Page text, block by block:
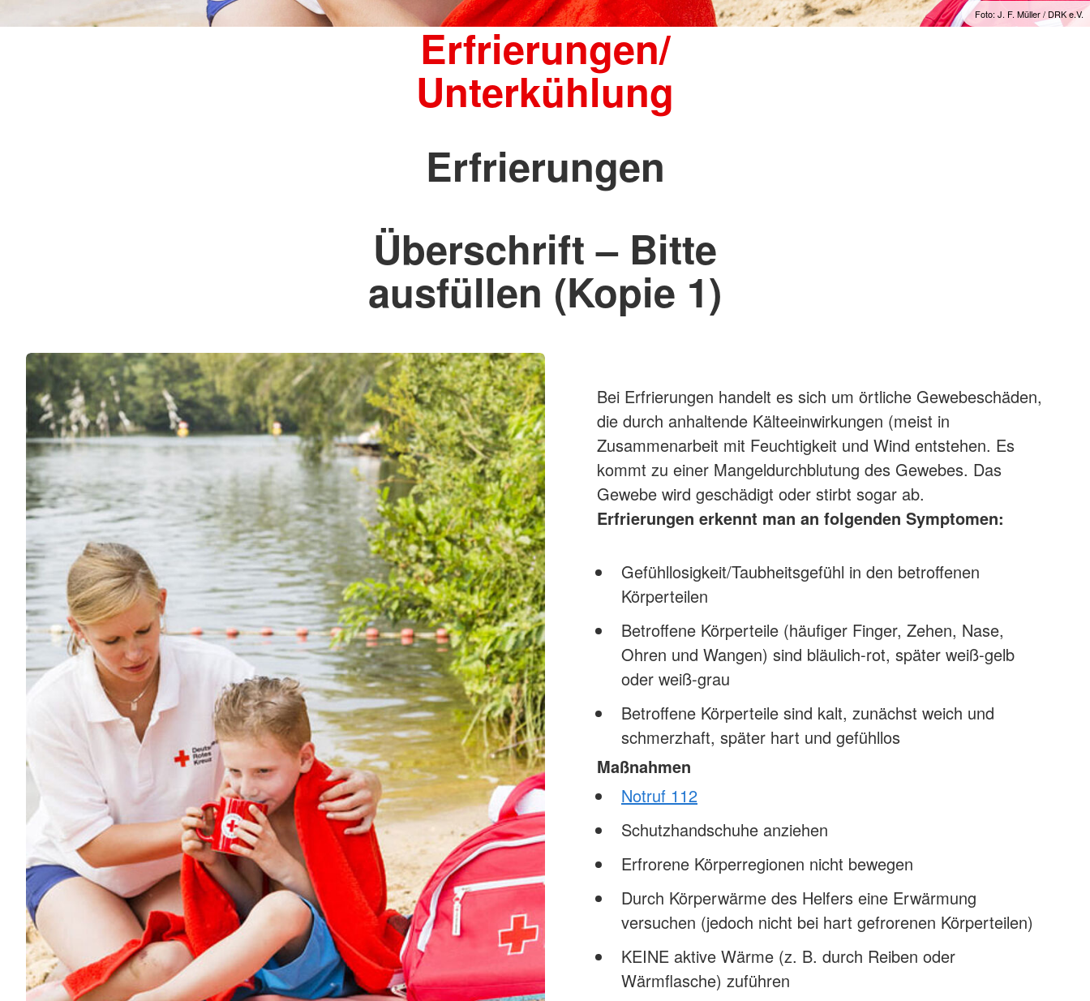
Foto: J. F. Müller / DRK e.V.
Erfrierungen/
Unterkühlung
Erfrierungen
Überschrift – Bitte
ausfüllen (Kopie 1)
Bei Erfrierungen handelt es sich um örtliche Gewebeschäden,
die durch anhaltende Kälteeinwirkungen (meist in
Zusammenarbeit mit Feuchtigkeit und Wind entstehen. Es
kommt zu einer Mangeldurchblutung des Gewebes. Das
Gewebe wird geschädigt oder stirbt sogar ab.
Erfrierungen erkennt man an folgenden Symptomen:
Gefühllosigkeit/Taubheitsgefühl in den betroffenen
Körperteilen
Betroffene Körperteile (häufiger Finger, Zehen, Nase,
Ohren und Wangen) sind bläulich-rot, später weiß-gelb
oder weiß-grau
Betroffene Körperteile sind kalt, zunächst weich und
schmerzhaft, später hart und gefühllos
Maßnahmen
Notruf 112
Schutzhandschuhe anziehen
Erfrorene Körperregionen nicht bewegen
Durch Körperwärme des Helfers eine Erwärmung
versuchen (jedoch nicht bei hart gefrorenen Körperteilen)
KEINE aktive Wärme (z. B. durch Reiben oder
Wärmflasche) zuführen